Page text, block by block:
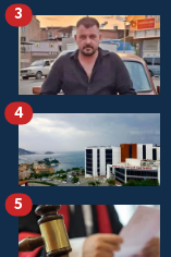
3
4
5